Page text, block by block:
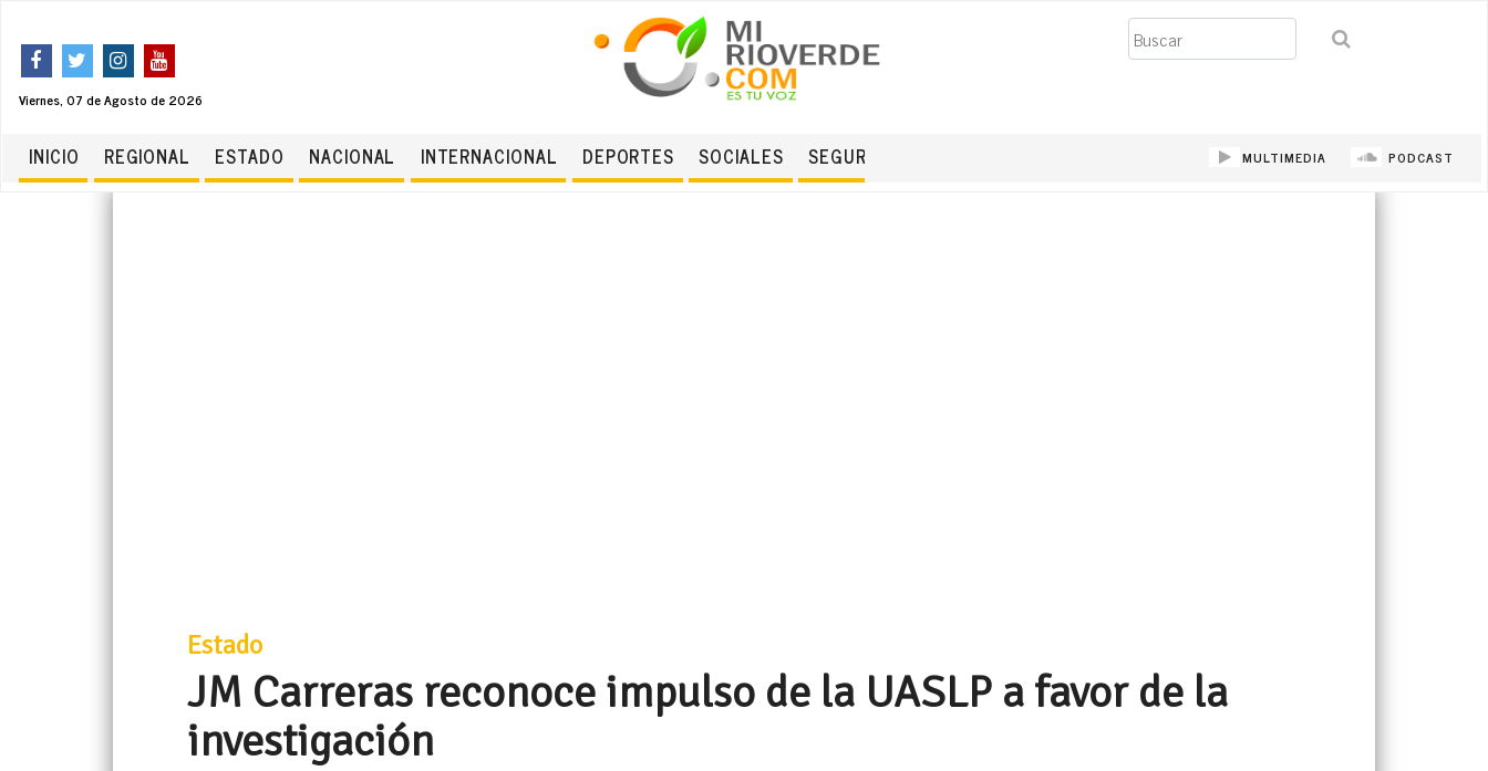
Viernes, 07 de Agosto de 2026
Buscar
INICIO REGIONAL ESTADO NACIONAL INTERNACIONAL DEPORTES SOCIALES SEGURIDAD MULTIMEDIA PODCAST
Estado
JM Carreras reconoce impulso de la UASLP a favor de la
investigación